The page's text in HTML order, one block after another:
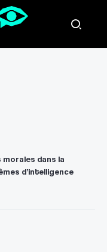
dans la
d’intelligence